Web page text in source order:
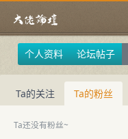
个人资料 论坛帖子
Ta的关注 Ta的粉丝
Ta还没有粉丝~